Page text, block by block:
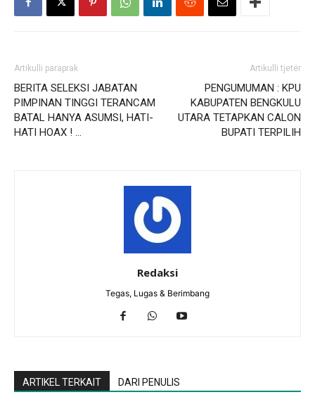
Artikulli paraprak
BERITA SELEKSI JABATAN
PIMPINAN TINGGI TERANCAM
BATAL HANYA ASUMSI, HATI-
HATI HOAX ! …
Artikulli tjetër
PENGUMUMAN : KPU
KABUPATEN BENGKULU
UTARA TETAPKAN CALON
BUPATI TERPILIH
Redaksi
Tegas, Lugas & Berimbang
ARTIKEL TERKAIT DARI PENULIS